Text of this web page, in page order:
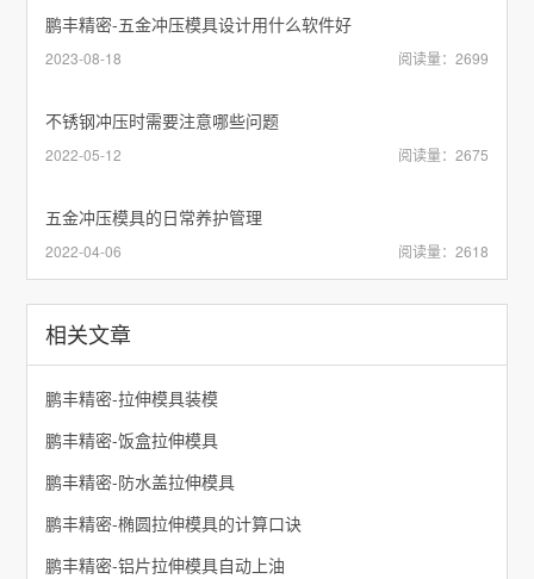
鹏丰精密-五金冲压模具设计用什么软件好
2023-08-18 阅读量：2699
不锈钢冲压时需要注意哪些问题
2022-05-12 阅读量：2675
五金冲压模具的日常养护管理
2022-04-06 阅读量：2618
相关文章
鹏丰精密-拉伸模具装模
鹏丰精密-饭盒拉伸模具
鹏丰精密-防水盖拉伸模具
鹏丰精密-椭圆拉伸模具的计算口诀
鹏丰精密-铝片拉伸模具自动上油